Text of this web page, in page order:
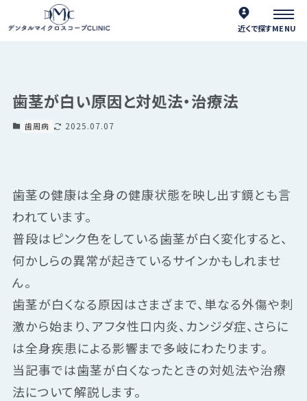
近くで探す
歯茎が白い原因と対処法・治療法
歯周病 2025.07.07
歯茎の健康は全身の健康状態を映し出す鏡とも言
われています。
普段はピンク色をしている歯茎が白く変化すると、
何かしらの異常が起きているサインかもしれませ
ん。
歯茎が白くなる原因はさまざまで、単なる外傷や刺
激から始まり、アフタ性口内炎、カンジダ症、さらに
は全身疾患による影響まで多岐にわたります。
当記事では歯茎が白くなったときの対処法や治療
法について解説します。